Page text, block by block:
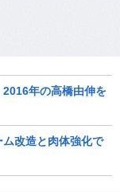
年の高橋由伸を
改造と肉体強化で